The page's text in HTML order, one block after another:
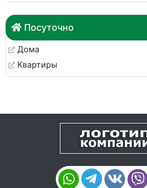
Посуточно
Дома
Квартиры